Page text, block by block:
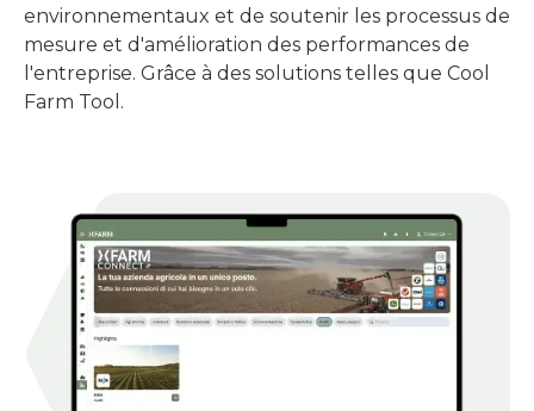
environnementaux et de soutenir les processus de
mesure et d'amélioration des performances de
l'entreprise. Grâce à des solutions telles que Cool
Farm Tool.